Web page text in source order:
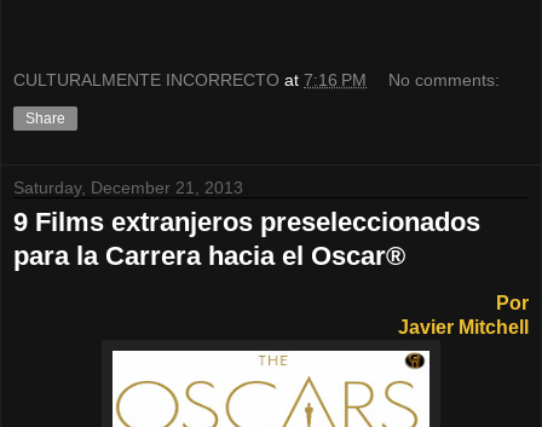
CULTURALMENTE INCORRECTO at 7:16 PM No comments:
Share
Saturday, December 21, 2013
9 Films extranjeros preseleccionados
para la Carrera hacia el Oscar®
Por
Javier Mitchell